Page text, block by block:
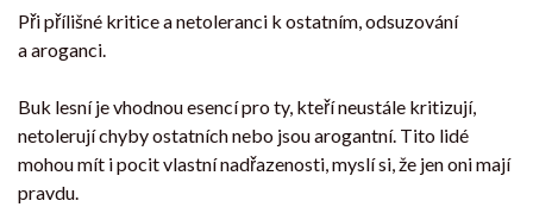
Při přílišné kritice a netoleranci k ostatním, odsuzování
a aroganci.
Buk lesní je vhodnou esencí pro ty, kteří neustále kritizují,
netolerují chyby ostatních nebo jsou arogantní. Tito lidé
mohou mít i pocit vlastní nadřazenosti, myslí si, že jen oni mají
pravdu.